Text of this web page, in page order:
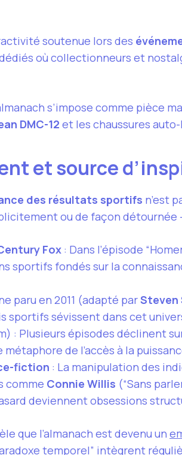
soutenue lors des
où collectionneurs et
s’impose comme pièce
DMC-12 et les chaussures
et source
des résultats sportifs n’est
ou de façon
Fox : Dans l’épisode
sportifs fondés sur la
paru en 2011 (adapté parSteven
sportifs sévissent dans cet
: Plusieurs épisodes déclinent
de l’accès à la
fiction : La manipulation des
comme Connie Willis (“Sans
deviennent obsessions
que l’almanach est devenu un
temporel” intègrent